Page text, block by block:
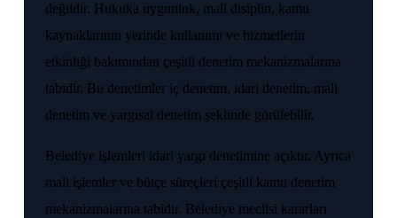
değildir. Hukuka uygunluk, mali disiplin, kamu
kaynaklarının yerinde kullanımı ve hizmetlerin
etkinliği bakımından çeşitli denetim mekanizmalarına
tabidir. Bu denetimler iç denetim, idari denetim, mali
denetim ve yargısal denetim şeklinde görülebilir.
Belediye işlemleri idari yargı denetimine açıktır. Ayrıca
mali işlemler ve bütçe süreçleri çeşitli kamu denetim
mekanizmalarına tabidir. Belediye meclisi kararları